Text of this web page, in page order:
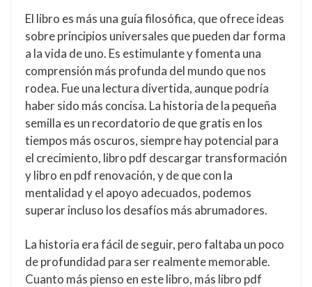
El libro es más una guía filosófica, que ofrece ideas
sobre principios universales que pueden dar forma
a la vida de uno. Es estimulante y fomenta una
comprensión más profunda del mundo que nos
rodea. Fue una lectura divertida, aunque podría
haber sido más concisa. La historia de la pequeña
semilla es un recordatorio de que gratis en los
tiempos más oscuros, siempre hay potencial para
el crecimiento, libro pdf descargar transformación
y libro en pdf renovación, y de que con la
mentalidad y el apoyo adecuados, podemos
superar incluso los desafíos más abrumadores.
La historia era fácil de seguir, pero faltaba un poco
de profundidad para ser realmente memorable.
Cuanto más pienso en este libro, más libro pdf